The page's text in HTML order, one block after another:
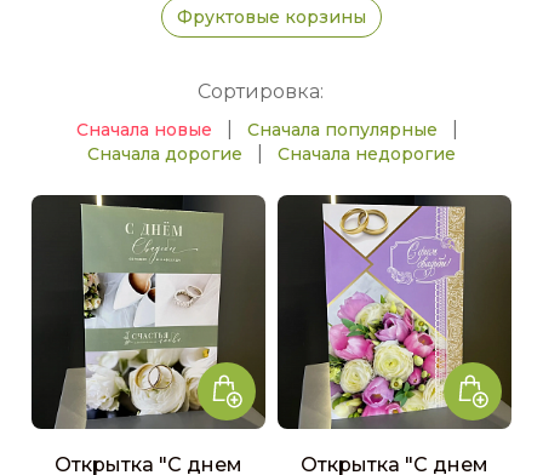
Фруктовые корзины
Сортировка:
Сначала новые Сначала популярные
Сначала дорогие Сначала недорогие
Открытка "С днем
Открытка "С днем